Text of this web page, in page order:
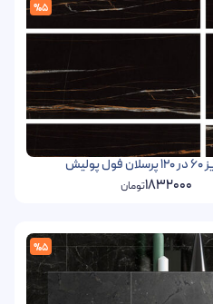
%5
1832000تومان
%5